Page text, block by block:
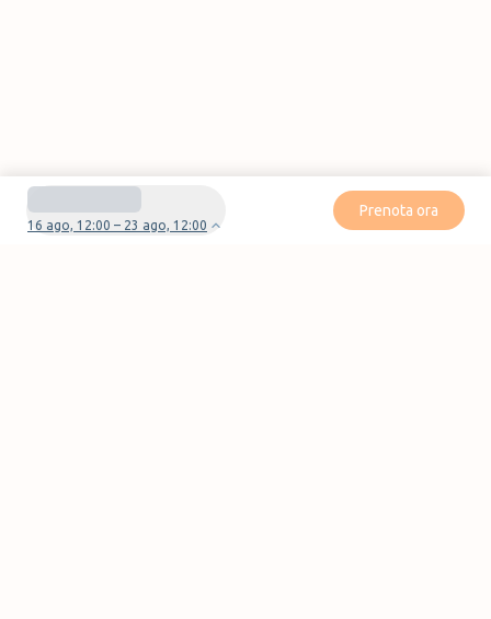
16 ago, 12:00 – 23 ago, 12:00
Prenota ora